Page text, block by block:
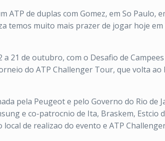
ATP de duplas com Gomez, em So
temos muito mais prazer de jogar hoje
a 21 de outubro, com o Desafio de
do ATP Challenger Tour, que volta
pela Peugeot e pelo Governo do Rio
e co-patrocnio de Ita, Braskem, Estcio
local de realizao do evento e ATP